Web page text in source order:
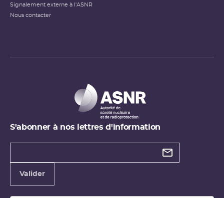
Signalement externe à l'ASNR
Nous contacter
S'abonner à nos lettres d'information
Types de
mail
Valider